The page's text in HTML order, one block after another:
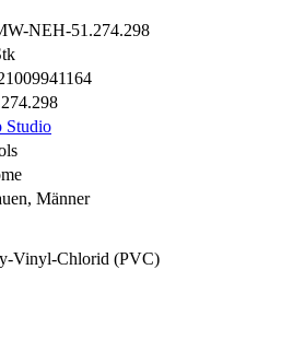
NEH-51.274.298
Studio
Männer
Vinyl-Chlorid (PVC)